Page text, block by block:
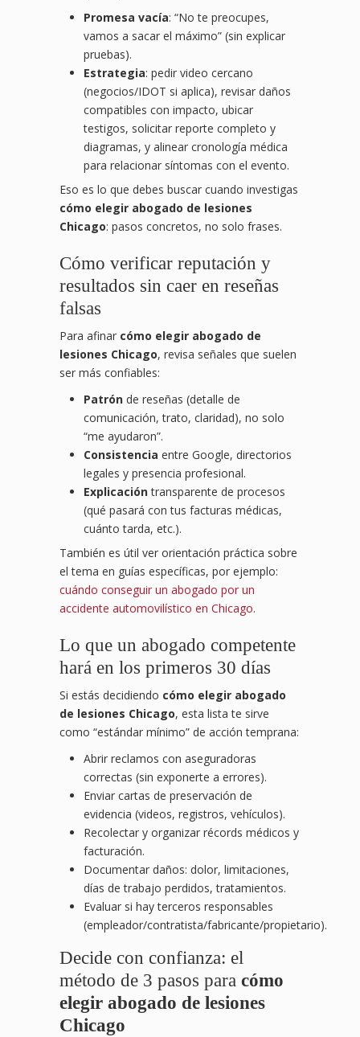
Promesa vacía: “No te preocupes,
vamos a sacar el máximo” (sin explicar
pruebas).
Estrategia: pedir video cercano
(negocios/IDOT si aplica), revisar daños
compatibles con impacto, ubicar
testigos, solicitar reporte completo y
diagramas, y alinear cronología médica
para relacionar síntomas con el evento.
Eso es lo que debes buscar cuando investigas
cómo elegir abogado de lesiones
Chicago: pasos concretos, no solo frases.
Cómo verificar reputación y
resultados sin caer en reseñas
falsas
Para afinar cómo elegir abogado de
lesiones Chicago, revisa señales que suelen
ser más confiables:
Patrón de reseñas (detalle de
comunicación, trato, claridad), no solo
“me ayudaron”.
Consistencia entre Google, directorios
legales y presencia profesional.
Explicacióntransparente de procesos
(qué pasará con tus facturas médicas,
cuánto tarda, etc.).
También es útil ver orientación práctica sobre
el tema en guías específicas, por ejemplo:
cuándo conseguir un abogado por un
accidente automovilístico en Chicago.
Lo que un abogado competente
hará en los primeros 30 días
Si estás decidiendo cómo elegir abogado
de lesiones Chicago, esta lista te sirve
como “estándar mínimo” de acción temprana:
Abrir reclamos con aseguradoras
correctas (sin exponerte a errores).
Enviar cartas de preservación de
evidencia (videos, registros, vehículos).
Recolectar y organizar récords médicos y
facturación.
Documentar daños: dolor, limitaciones,
días de trabajo perdidos, tratamientos.
Evaluar si hay terceros responsables
(empleador/contratista/fabricante/propietario).
Decide con confianza: el
método de 3 pasos para cómo
elegir abogado de lesiones
Chicago